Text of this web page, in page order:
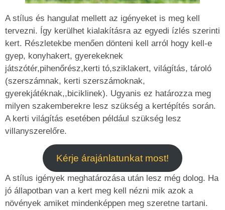
A stílus és hangulat mellett az igényeket is meg kell
tervezni. Így kerülhet kialakításra az egyedi ízlés szerinti
kert. Részletekbe menően dönteni kell arról hogy kell-e
gyep, konyhakert, gyerekeknek
játszótér,pihenőrész,kerti tó,sziklakert, világítás, tároló
(szerszámnak, kerti szerszámoknak,
gyerekjátéknak,,biciklinek). Ugyanis ez határozza meg
milyen szakemberekre lesz szükség a kertépítés során.
A kerti világítás esetében például szükség lesz
villanyszerelőre.
Kérje árajánlatunkat most!
A stílus igények meghatározása után lesz még dolog. Ha
jó állapotban van a kert meg kell nézni mik azok a
növények amiket mindenképpen meg szeretne tartani.